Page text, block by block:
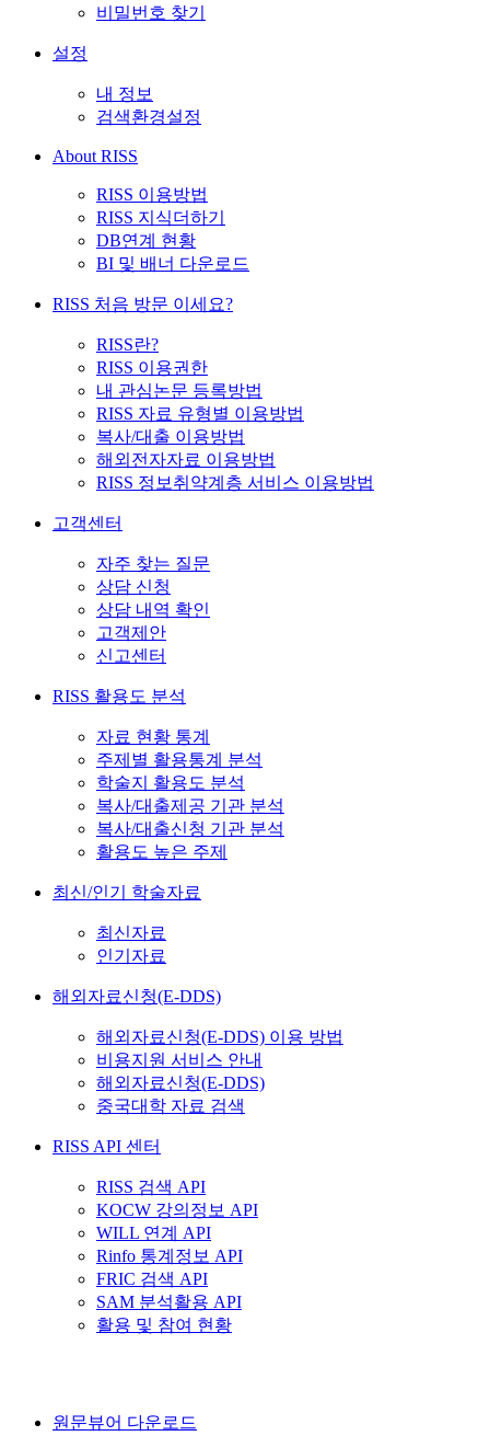
비밀번호 찾기
설정
내 정보
검색환경설정
About RISS
RISS 이용방법
RISS 지식더하기
DB연계 현황
BI 및 배너 다운로드
RISS 처음 방문 이세요?
RISS란?
RISS 이용권한
내 관심논문 등록방법
RISS 자료 유형별 이용방법
복사/대출 이용방법
해외전자자료 이용방법
RISS 정보취약계층 서비스 이용방법
고객센터
자주 찾는 질문
상담 신청
상담 내역 확인
고객제안
신고센터
RISS 활용도 분석
자료 현황 통계
주제별 활용통계 분석
학술지 활용도 분석
복사/대출제공 기관 분석
복사/대출신청 기관 분석
활용도 높은 주제
최신/인기 학술자료
최신자료
인기자료
해외자료신청(E-DDS)
해외자료신청(E-DDS) 이용 방법
비용지원 서비스 안내
해외자료신청(E-DDS)
중국대학 자료 검색
RISS API 센터
RISS 검색 API
KOCW 강의정보 API
WILL 연계 API
Rinfo 통계정보 API
FRIC 검색 API
SAM 분석활용 API
활용 및 참여 현황
원문뷰어 다운로드